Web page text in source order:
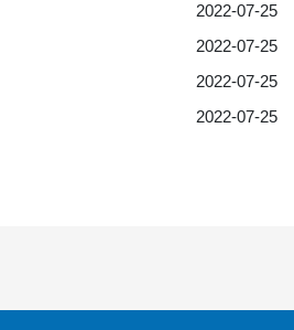
2022-07-25
2022-07-25
2022-07-25
2022-07-25